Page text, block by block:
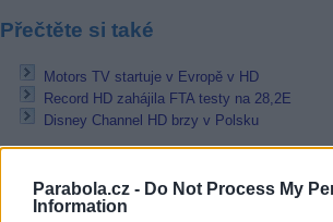
Parabola.cz - Do Not Process My
Information
Přečtěte si také
Motors TV startuje v Evropě v HD
Record HD zahájila FTA testy na 28,2E
Disney Channel HD brzy v Polsku
Pracovní nabídky